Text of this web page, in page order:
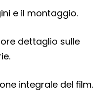
e il montaggio.
dettaglio sulle
integrale del film.